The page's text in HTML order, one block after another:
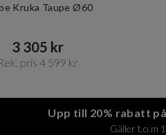
Kruka Taupe Ø60
3 305 kr​​
pris 4 599 kr​​
Upp till 20% rabatt
Gäller t.o.m